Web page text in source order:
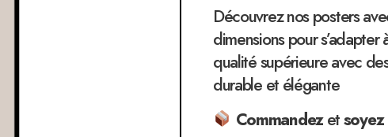
Découvrez nos posters
dimensions pour
qualité supérieure avec
durable et élégante
Commandezetsoyez